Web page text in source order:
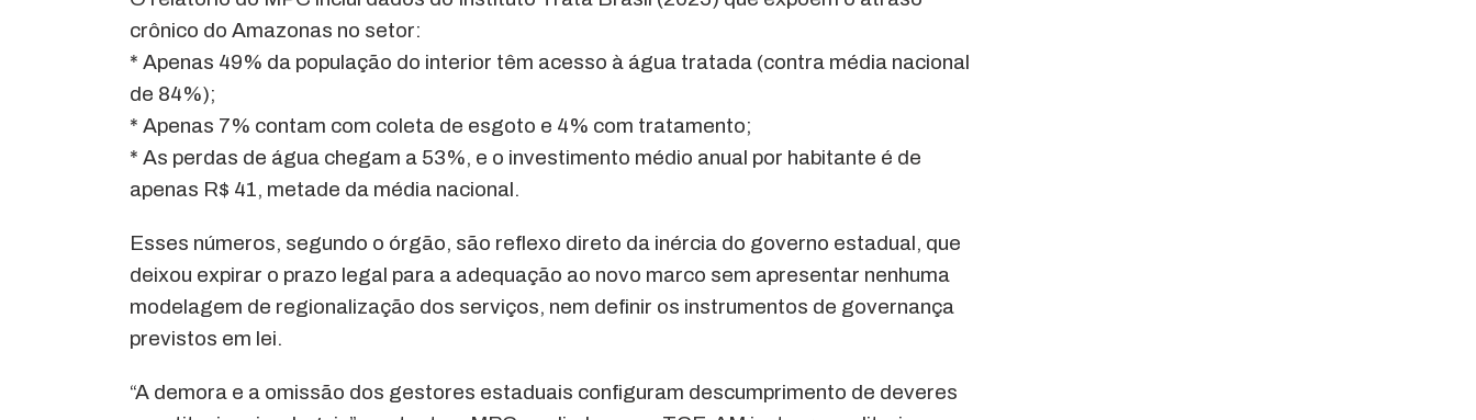
crônico do Amazonas no setor:
* Apenas 49% da população do interior têm acesso à água tratada (contra média nacional
de 84%);
* Apenas 7% contam com coleta de esgoto e 4% com tratamento;
* As perdas de água chegam a 53%, e o investimento médio anual por habitante é de
apenas R$ 41, metade da média nacional.
Esses números, segundo o órgão, são reflexo direto da inércia do governo estadual, que
deixou expirar o prazo legal para a adequação ao novo marco sem apresentar nenhuma
modelagem de regionalização dos serviços, nem definir os instrumentos de governança
previstos em lei.
“A demora e a omissão dos gestores estaduais configuram descumprimento de deveres